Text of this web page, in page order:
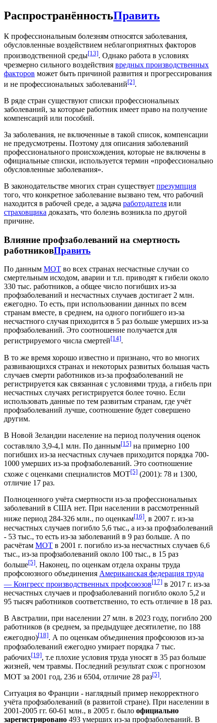
РаспространённостьПравить
К профессиональным болезням относятся заболевания,
обусловленные воздействием неблагоприятных факторов
производственной среды[13]. Однако работа в условиях
чрезмерно сильного воздействия вредных производственных
факторов может быть причиной развития и прогрессирования
и не профессиональных заболеваний[2].
В ряде стран существуют списки профессиональных
заболеваний, за которые работник имеет право на получение
компенсаций или пособий.
За заболевания, не включенные в такой список, компенсации
не предусмотрены. Поэтому для описания заболеваний
профессионального происхождения, которые не включены в
официальные списки, используется термин «профессионально
обусловленные заболевания».
В законодательстве многих стран существует презумпция
того, что конкретное заболевание вызвано тем, что рабочий
находится в рабочей среде, а задача работодателя или
страховщика доказать, что болезнь возникла по другой
причине.
Влияние профзаболеваний на смертность
работниковПравить
По данным МОТ во всех странах несчастные случаи со
смертельным исходом, аварии и т.п. приводят к гибели около
330 тыс. работников, а общее число погибших из-за
профзаболеваний и несчастных случаев достигает 2 млн.
ежегодно. То есть, при использовании данных по всем
странам вместе, в среднем, на одного погибшего из-за
несчастного случая приходится в 5 раз больше умерших из-за
профзаболеваний. Это соотношение получается для
регистрируемого числа смертей[14].
В то же время хорошо известно и признано, что во многих
развивающихся странах и некоторых развитых большая часть
случаев смерти работников из-за профзаболеваний не
регистрируется как связанная с условиями труда, а гибель при
несчастных случаях регистрируется более точно. Если
использовать данные по тем развитым странам, где учёт
профзаболеваний лучше, соотношение будет совершено
другим.
В Новой Зеландии население на период получения оценок
составляло 3,9-4,1 млн. По данным[15] на примерно 100
погибших из-за несчастных случаев приходится порядка 700-
1000 умерших из-за профзаболеваний. Это соотношение
схоже с оценками специалистов МОТ[5] (2001): 78 и 1300,
отличие 17 раз.
Полноценного учёта смертности из-за профессиональных
заболеваний в США нет. При населении в рассмотренный
ниже период 284-326 млн., по оценкам[16], в 2007 г. из-за
несчастных случаев погибло 5,6 тыс., а из-за профзаболеваний
- 53 тыс., то есть из-за заболеваний в 9 раз больше. А по
расчётам МОТ в 2001 г. погибло из-за несчастных случаев 6,6
тыс., из-за профзаболеваний около 100 тыс., в 15 раз
больше[5]. Наконец, по оценкам отдела охраны труда
профсоюзного объединения Американская федерация труда
— Конгресс производственных профсоюзов[17] в 2017 г. из-за
несчастных случаев и профзаболеваний погибло около 5,2 и
95 тысяч работников соответственно, то есть отличие в 18 раз.
В Австралии, при населении 27 млн. в 2023 году, погибло 200
работников (в среднем, за предыдущее десятилетие, по 188
ежегодно)[18]. А по оценкам объединения профсоюзов из-за
профзаболеваний ежегодно умирает порядка 7 тыс.
рабочих[19], т.е плохие условия труда уносят в 35 раз больше
жизней, чем травмы. Последний результат схож с прогнозом
МОТ за 2001 год, 236 и 6504, отличие 28 раз[5].
Ситуация во Франции - наглядный пример некорректного
учёта профзаболеваний (в развитой стране). При населении в
2001-2005 гг. 60-61 млн., в 2005 г. было официально
зарегистрировано 493 умерших из-за профзаболеваний. В